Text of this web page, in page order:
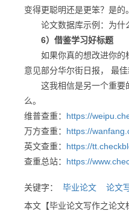
变得更聪明还是更笨？是的。
论文数据库示例：为什
6）借鉴学习好标题
如果你真的想改进你的标
意见部分华尔街日报， 最
这我相信是另一个重要的
么。
维普查重： https://
万方查重： https://
英文查重： https://
查重总站： https://
关键字： 毕业论文 论文
本文【毕业论文写作之论文